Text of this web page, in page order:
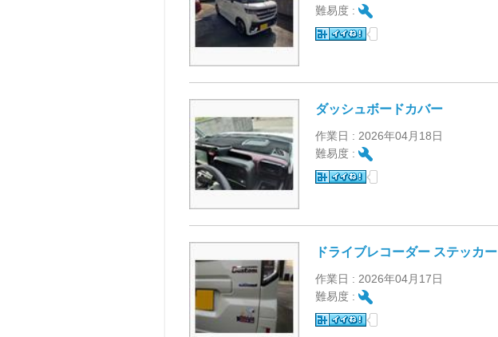
難易度 :
ダッシュボードカバー
作業日 : 2026年04月18日
難易度 :
ドライブレコーダー ステッカー
作業日 : 2026年04月17日
難易度 :